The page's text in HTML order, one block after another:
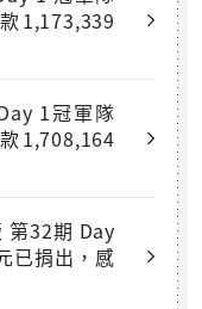
1,173,339
1冠軍隊
1,708,164
第32期 Day
已捐出，感